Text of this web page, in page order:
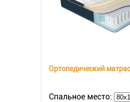
Спальное место: